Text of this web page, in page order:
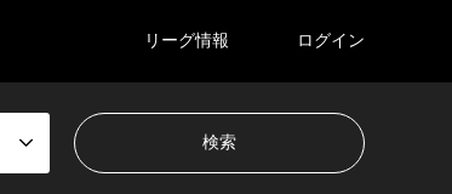
リーグ情報 ログイン